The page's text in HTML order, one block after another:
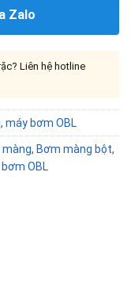
Zalo
Liên hệ hotline
, máy bơm OBL
, Bơm màng bột,
OBL